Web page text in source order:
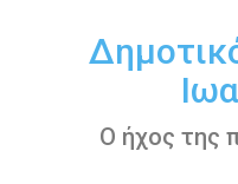
περιεχόμενο
Ο ήχος της